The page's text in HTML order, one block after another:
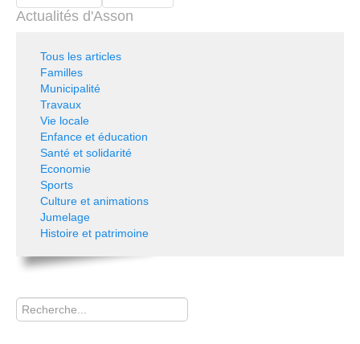
Actualités d'Asson
Tous les articles
Familles
Municipalité
Travaux
Vie locale
Enfance et éducation
Santé et solidarité
Economie
Sports
Culture et animations
Jumelage
Histoire et patrimoine
Rechercher